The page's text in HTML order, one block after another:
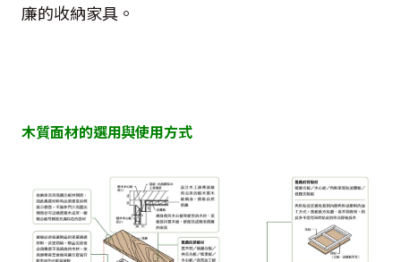
廉的收納家具。
木質面材的選用與使用方式